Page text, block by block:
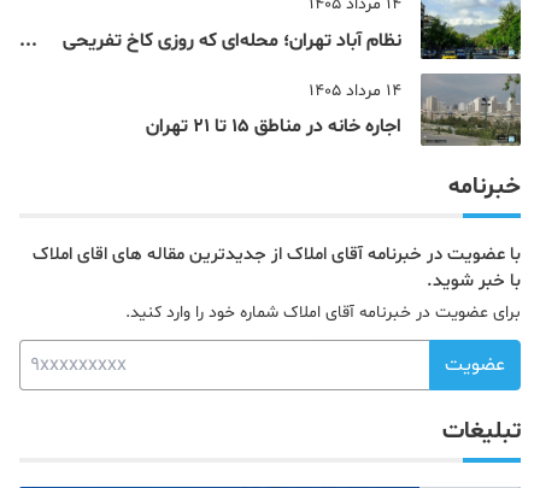
14 مرداد 1405
نظام‌ آباد تهران؛ محله‌ای که روزی کاخ تفریحی
14 مرداد 1405
اجاره خانه در مناطق 15 تا 21 تهران
خبرنامه
با عضویت در خبرنامه آقای املاک از جدیدترین مقاله های اقای املاک
با خبر شوید.
برای عضویت در خبرنامه آقای املاک شماره خود را وارد کنید.
عضویت
تبلیغات